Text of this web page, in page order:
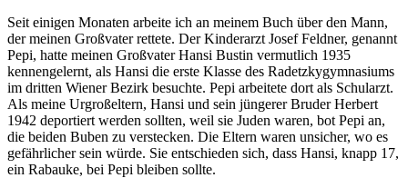
Seit einigen Monaten arbeite ich an meinem Buch über den Mann,
der meinen Großvater rettete. Der Kinderarzt Josef Feldner, genannt
Pepi, hatte meinen Großvater Hansi Bustin vermutlich 1935
kennengelernt, als Hansi die erste Klasse des Radetzkygymnasiums
im dritten Wiener Bezirk besuchte. Pepi arbeitete dort als Schularzt.
Als meine Urgroßeltern, Hansi und sein jüngerer Bruder Herbert
1942 deportiert werden sollten, weil sie Juden waren, bot Pepi an,
die beiden Buben zu verstecken. Die Eltern waren unsicher, wo es
gefährlicher sein würde. Sie entschieden sich, dass Hansi, knapp 17,
ein Rabauke, bei Pepi bleiben sollte.